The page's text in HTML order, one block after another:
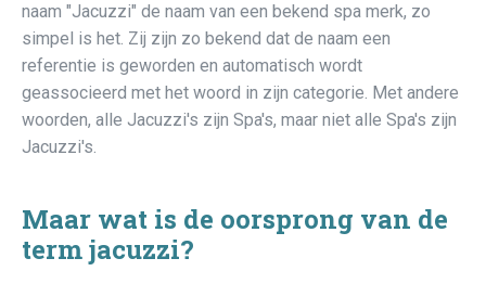
naam "Jacuzzi" de naam van een bekend spa merk, zo
simpel is het. Zij zijn zo bekend dat de naam een
referentie is geworden en automatisch wordt
geassocieerd met het woord in zijn categorie. Met andere
woorden, alle Jacuzzi's zijn Spa's, maar niet alle Spa's zijn
Jacuzzi's.
Maar wat is de oorsprong van de
term jacuzzi?